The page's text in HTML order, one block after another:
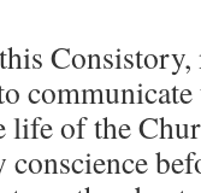
life of the